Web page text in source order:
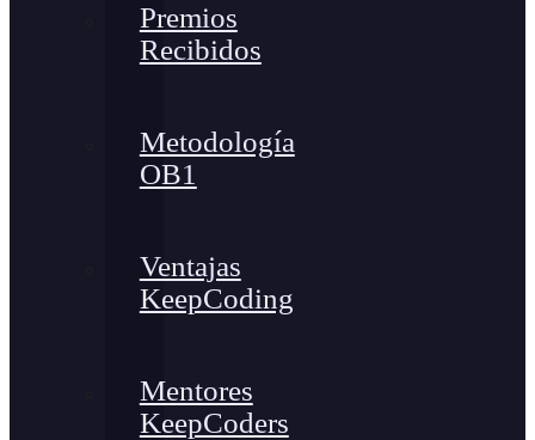
Premios
Recibidos
Metodología
OB1
Ventajas
KeepCoding
Mentores
KeepCoders